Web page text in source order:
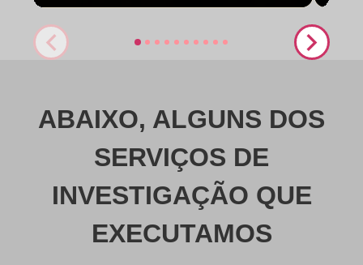
ABAIXO, ALGUNS DOS
SERVIÇOS DE
INVESTIGAÇÃO QUE
EXECUTAMOS